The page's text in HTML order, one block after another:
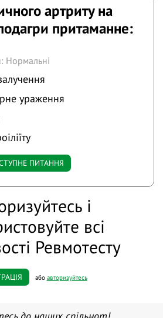
артриту на
притаманне:
Нормальні
ураження
ПИТАННЯ
і
всі
Ревмотесту
або авторизуйтесь